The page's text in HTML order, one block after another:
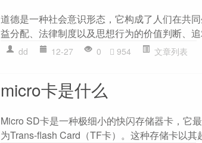
道德是一种社会意识形态，它构成了人们在共
益分配、法律制度以及思想行为的价值判断、
dd 12-27 0 954 文章列表
micro卡是什么
Micro SD卡是一种极细小的快闪存储器卡，它
为Trans-flash Card（TF卡）。这种存储卡以其